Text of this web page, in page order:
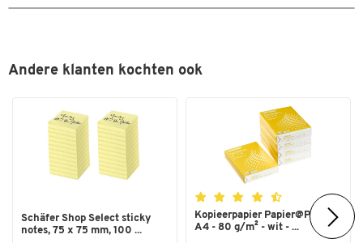
hergebruikt. En zelfs als het zijn tijd heeft gehad, beschermt het
Meer details:
Reinigingsdoek voor intensieve reiniging
Voor whiteboards, flipcharts en geëmailleerde oppervlakken
Verwijdert zelfs hardnekkige residuen van permanente
markers
Gebruiksklaar, alleen bevochtigen met water of
Wasbaar tot 60°.
Milieuvriendelijk, 100% recyclebaar, 100% recyclebaar
Andere klanten kochten ook
Schäfer Shop Select sticky
notes, 75 x 75 mm, 100 ...
Kopieerpapier Papier@Print -
A4 - 80 g/m² - wit - ...